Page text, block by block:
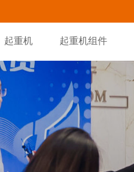
起重机 起重机组件